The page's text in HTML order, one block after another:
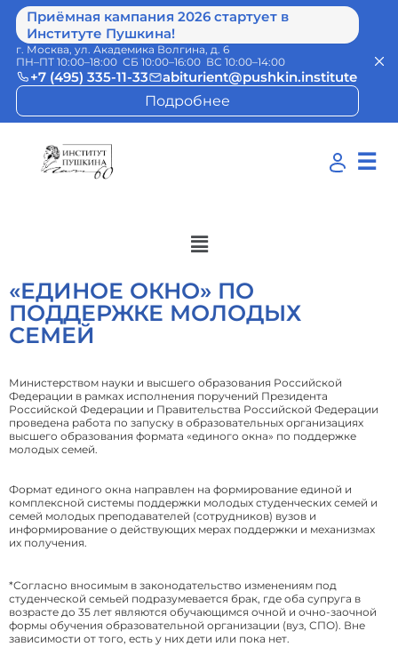
Приёмная кампания 2026 стартует в
Институте Пушкина!
г. Москва, ул. Академика Волгина, д. 6
ПН–ПТ 10:00–18:00 СБ 10:00–16:00 ВС 10:00–14:00
+7 (495) 335-11-33
abiturient@pushkin.institute
Подробнее
☰
«ЕДИНОЕ ОКНО» ПО
ПОДДЕРЖКЕ МОЛОДЫХ
СЕМЕЙ
Министерством науки и высшего образования Российской
Федерации в рамках исполнения поручений Президента
Российской Федерации и Правительства Российской Федерации
проведена работа по запуску в образовательных организациях
высшего образования формата «единого окна» по поддержке
молодых семей.
Формат единого окна направлен на формирование единой и
комплексной системы поддержки молодых студенческих семей и
семей молодых преподавателей (сотрудников) вузов и
информирование о действующих мерах поддержки и механизмах
их получения.
*Согласно вносимым в законодательство изменениям под
студенческой семьей подразумевается брак, где оба супруга в
возрасте до 35 лет являются обучающимся очной и очно-заочной
формы обучения образовательной организации (вуз, СПО). Вне
зависимости от того, есть у них дети или пока нет.